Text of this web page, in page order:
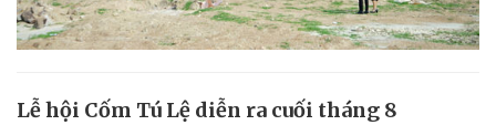
Lễ hội Cốm Tú Lệ diễn ra cuối tháng 8